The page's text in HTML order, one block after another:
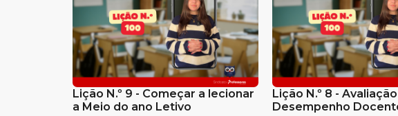
Lição N.º 9 - Começar a lecionar
a Meio do ano Letivo
Lição N.º 8 -
Desempenho